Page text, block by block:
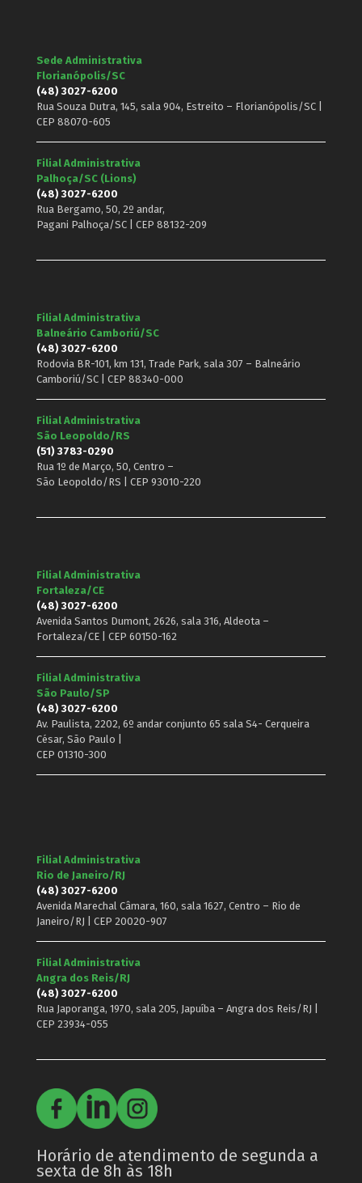
Sede Administrativa
Florianópolis/SC
(48) 3027-6200
Rua Souza Dutra, 145, sala 904, Estreito – Florianópolis/SC |
CEP 88070-605
Filial Administrativa
Palhoça/SC (Lions)
(48) 3027-6200
Rua Bergamo, 50, 2º andar,
Pagani Palhoça/SC | CEP 88132-209
Filial Administrativa
Balneário Camboriú/SC
(48) 3027-6200
Rodovia BR-101, km 131, Trade Park, sala 307 – Balneário
Camboriú/SC | CEP 88340-000
Filial Administrativa
São Leopoldo/RS
(51) 3783-0290
Rua 1º de Março, 50, Centro –
São Leopoldo/RS | CEP 93010-220
Filial Administrativa
Fortaleza/CE
(48) 3027-6200
Avenida Santos Dumont, 2626, sala 316, Aldeota –
Fortaleza/CE | CEP 60150-162
Filial Administrativa
São Paulo/SP
(48) 3027-6200
Av. Paulista, 2202, 6º andar conjunto 65 sala S4- Cerqueira
César, São Paulo |
CEP 01310-300
Filial Administrativa
Rio de Janeiro/RJ
(48) 3027-6200
Avenida Marechal Câmara, 160, sala 1627, Centro – Rio de
Janeiro/RJ | CEP 20020-907
Filial Administrativa
Angra dos Reis/RJ
(48) 3027-6200
Rua Japoranga, 1970, sala 205, Japuíba – Angra dos Reis/RJ |
CEP 23934-055
Horário de atendimento de segunda a
sexta de 8h às 18h